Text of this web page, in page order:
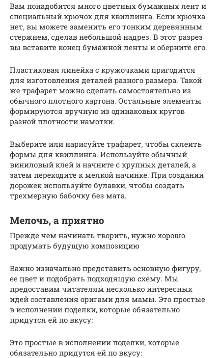
Вам понадобится много цветных бумажных лент и
специальный крючок для квиллинга. Если крючка
нет, вы можете заменить его тонким деревянным
стержнем, сделав небольшой надрез. В этот разрез
вы вставите конец бумажной ленты и оберните его.
Пластиковая линейка с кружочками пригодится
для изготовления деталей разного размера. Такой
же трафарет можно сделать самостоятельно из
обычного плотного картона. Остальные элементы
формируются вручную из одинаковых кругов
разной плотности намотки.
Выберите или нарисуйте трафарет, чтобы склеить
формы для квиллинга. Используйте обычный
виниловый клей и начните с крупных деталей, а
затем переходите к мелкой начинке. При создании
дорожек используйте булавки, чтобы создать
трехмерную бабочку без мата.
Мелочь, а приятно
Прежде чем начинать творить, нужно хорошо
продумать будущую композицию
Важно изначально представить основную фигуру,
ее цвет и подобрать подходящую схему. Мы
предоставим читателям несколько интересных
идей составления оригами для мамы. Это простые
в исполнении поделки, которые обязательно
придутся ей по вкусу:
Это простые в исполнении поделки, которые
обязательно придутся ей по вкусу: